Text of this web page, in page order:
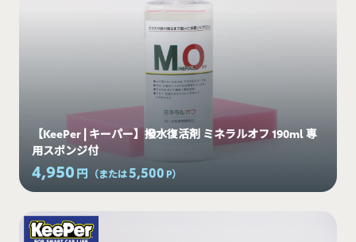
【KeePer | キーパー】撥水復活剤 ミネラルオフ 190ml 専
用スポンジ付
4,950 円 （または5,500 P）